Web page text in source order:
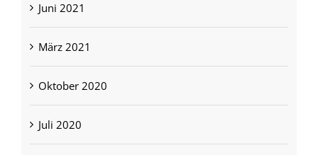
Juni 2021
März 2021
Oktober 2020
Juli 2020